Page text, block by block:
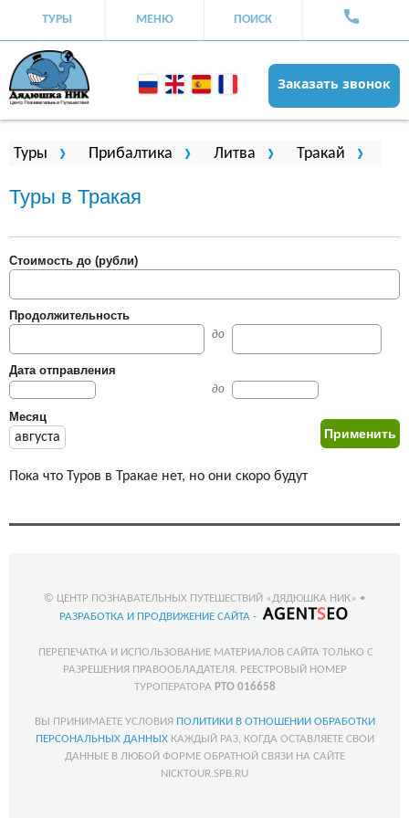
ТУРЫ МЕНЮ ПОИСК
Заказать звонок
Вы здесь
Туры Прибалтика Литва Тракай
Туры в Тракая
Стоимость до (рубли)
Продолжительность
до
Дата отправления
до
Месяц
августа
Пока что Туров в Тракае нет, но они скоро будут
© ЦЕНТР ПОЗНАВАТЕЛЬНЫХ ПУТЕШЕСТВИЙ «ДЯДЮШКА НИК» •
РАЗРАБОТКА И ПРОДВИЖЕНИЕ САЙТА -
ПЕРЕПЕЧАТКА И ИСПОЛЬЗОВАНИЕ МАТЕРИАЛОВ САЙТА ТОЛЬКО С
РАЗРЕШЕНИЯ ПРАВООБЛАДАТЕЛЯ. РЕЕСТРОВЫЙ НОМЕР
ТУРОПЕРАТОРА РТО 016658
ВЫ ПРИНИМАЕТЕ УСЛОВИЯ ПОЛИТИКИ В ОТНОШЕНИИ ОБРАБОТКИ
ПЕРСОНАЛЬНЫХ ДАННЫХКАЖДЫЙ РАЗ, КОГДА ОСТАВЛЯЕТЕ СВОИ
ДАННЫЕ В ЛЮБОЙ ФОРМЕ ОБРАТНОЙ СВЯЗИ НА САЙТЕ
NICKTOUR.SPB.RU